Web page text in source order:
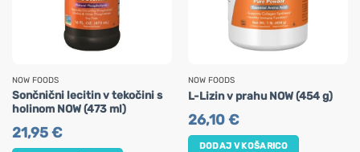
NOW FOODS
Sončnični lecitin v tekočini s
holinom NOW (473 ml)
21,95€
NOW FOODS
L-Lizin v prahu NOW (454 g)
26,10€
DODAJ V KOŠARICO